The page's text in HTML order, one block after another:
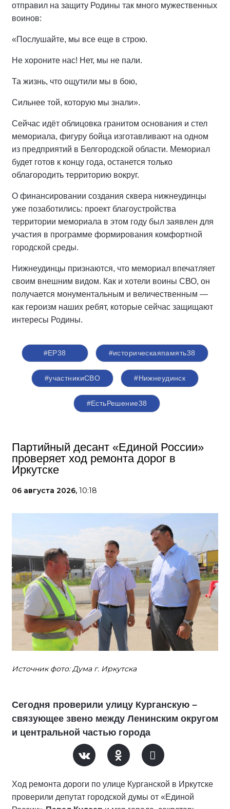
отправил на защиту Родины так много мужественных
воинов:
«Послушайте, мы все еще в строю.
Не хороните нас! Нет, мы не пали.
Та жизнь, что ощутили мы в бою,
Сильнее той, которую мы знали».
Сейчас идёт облицовка гранитом основания и стел
мемориала, фигуру бойца изготавливают на одном
из предприятий в Белгородской области. Мемориал
будет готов к концу года, останется только
облагородить территорию вокруг.
О финансировании создания сквера нижнеудинцы
уже позаботились: проект благоустройства
территории мемориала в этом году был заявлен для
участия в программе формирования комфортной
городской среды.
Нижнеудинцы признаются, что мемориал впечатляет
своим внешним видом. Как и хотели воины СВО, он
получается монументальным и величественным —
как героизм наших ребят, которые сейчас защищают
интересы Родины.
#ЕР38 #историческаяпамять38
#участникиСВО #Нижнеудинск
#ЕстьРешение38
Партийный десант «Единой России»
проверяет ход ремонта дорог в
Иркутске
06 августа 2026, 10:18
Источник фото: Дума г. Иркутска
Сегодня проверили улицу Курганскую –
связующее звено между Ленинским округом
и центральной частью города
Ход ремонта дороги по улице Курганской в Иркутске
проверили депутат городской думы от «Единой